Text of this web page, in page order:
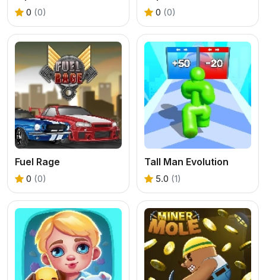
0 (0) 0 (0)
Fuel Rage
0 (0)
Tall Man Evolution
5.0 (1)